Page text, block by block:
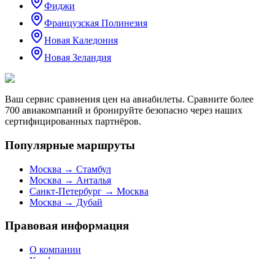
Фиджи
Французская Полинезия
Новая Каледония
Новая Зеландия
Ваш сервис сравнения цен на авиабилеты. Сравните более
700 авиакомпаний и бронируйте безопасно через наших
сертифицированных партнёров.
Популярные маршруты
Москва → Стамбул
Москва → Анталья
Санкт-Петербург → Москва
Москва → Дубай
Правовая информация
О компании